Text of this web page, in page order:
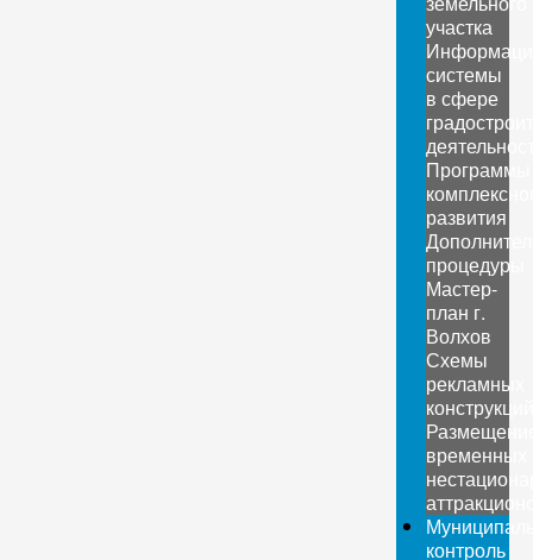
участка
системы
в сфере
Программы
развития
процедуры
Мастер-
план г.
Волхов
Схемы
рекламных
конструкций
временных
контроль